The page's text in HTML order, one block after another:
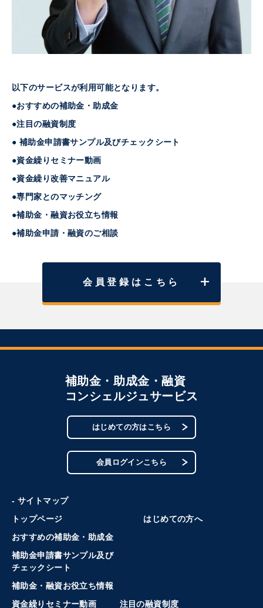
以下のサービスが利用可能となります。
●おすすめの補助金・助成金
●注目の融資制度
● 補助金申請書サンプル及びチェックシート
●資金繰りセミナー動画
●資金繰り改善マニュアル
●専門家とのマッチング
●補助金・融資お役立ち情報
●補助金申請・融資のご相談
会員登録はこちら
補助金・助成金・融資
コンシェルジュサービス
はじめての方はこちら
会員ログインこちら
- サイトマップ
トップページ
はじめての方へ
おすすめの補助金・助成金
補助金申請書サンプル及び
チェックシート
補助金・融資お役立ち情報
資金繰りセミナー動画
注目の融資制度